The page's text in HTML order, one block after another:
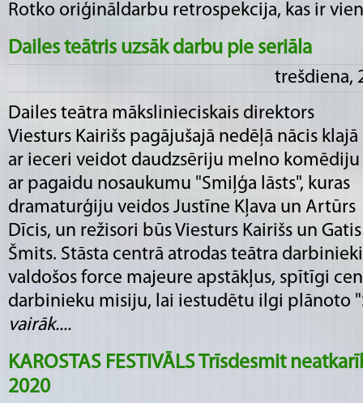
Rotko oriģināldarbu retrospekcija, kas ir
Dailes teātris uzsāk darbu pie seriāla
trešdiena,
Dailes teātra mākslinieciskais direktors
Viesturs Kairišs pagājušajā nedēļā nācis klajā
ar ieceri veidot daudzsēriju melno komēdiju
ar pagaidu nosaukumu "Smiļģa lāsts", kuras
dramaturģiju veidos Justīne Kļava un Artūrs
Dīcis, un režisori būs Viesturs Kairišs un Gatis
Šmits. Stāsta centrā atrodas teātra
valdošos force majeure apstākļus, spītīgi
darbinieku misiju, lai iestudētu ilgi plānoto
vairāk....
KAROSTAS FESTIVĀLS Trīsdesmit
2020